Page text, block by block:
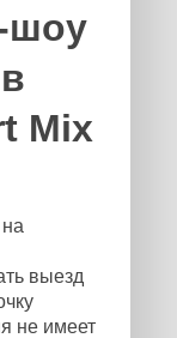
шоу
Mix
выезд
не имеет